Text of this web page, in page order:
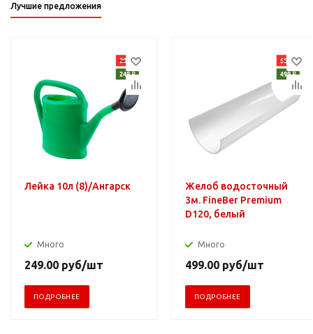
Лучшие предложения
Лейка 10л (8)/Ангарск
Много
249.00 руб/шт
ПОДРОБНЕЕ
Желоб водосточный
3м. FineBer Premium
D120, белый
Много
499.00 руб/шт
ПОДРОБНЕЕ